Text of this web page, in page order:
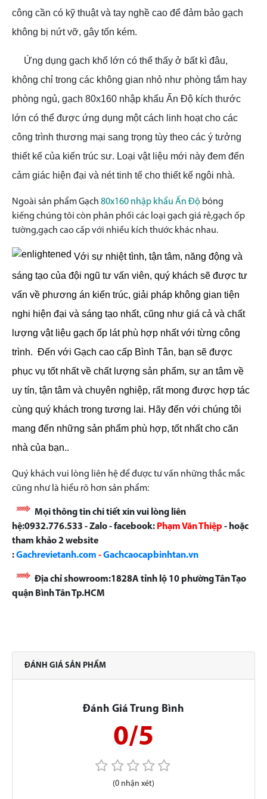
công cần có kỹ thuật và tay nghề cao để đảm bảo gạch
không bị nứt vỡ, gây tốn kém.
Ứng dụng gạch khổ lớn có thể thấy ở bất kì đâu,
không chỉ trong các không gian nhỏ như phòng tắm hay
phòng ngủ, gạch 80x160 nhập khẩu Ấn Độ kích thước
lớn có thể được ứng dụng một cách linh hoạt cho các
công trình thương mại sang trọng tùy theo các ý tưởng
thiết kế của kiến trúc sư. Loại vật liệu mới này đem đến
cảm giác hiện đại và nét tinh tế cho thiết kế ngôi nhà.
Ngoài sản phẩm Gạch 80x160 nhập khẩu Ấn Độ bóng
kiếng chúng tôi còn phân phối các loại gạch giá rẻ,gạch ốp
tường,gạch cao cấp với nhiều kích thước khác nhau.
Với sự nhiệt tình, tận tâm, năng động và
sáng tạo của đội ngũ tư vấn viên, quý khách sẽ được tư
vấn về phương án kiến trúc, giải pháp không gian tiện
nghi hiện đại và sáng tạo nhất, cũng như giá cả và chất
lượng vật liệu gạch ốp lát phù hợp nhất với từng công
trình. Đến với Gạch cao cấp Bình Tân, bạn sẽ được
phục vụ tốt nhất về chất lượng sản phẩm, sự an tâm về
uy tín, tận tâm và chuyên nghiệp, rất mong được hợp tác
cùng quý khách trong tương lai. Hãy đến với chúng tôi
mang đến những sản phẩm phù hợp, tốt nhất cho căn
nhà của bạn..
Quý khách vui lòng liên hệ để được tư vấn những thắc mắc
cũng như là hiểu rõ hơn sản phẩm:
Mọi thông tin chi tiết xin vui lòng liên
hệ:0932.776.533 - Zalo - facebook: Phạm Văn Thiệp - hoặc
tham khảo 2 website
:Gachrevietanh.com -Gachcaocapbinhtan.vn
Địa chỉ showroom:1828A tỉnh lộ 10 phường Tân Tạo
quận Bình Tân Tp.HCM
ĐÁNH GIÁ SẢN PHẨM
Đánh Giá Trung Bình
0/5
(0 nhận xét)